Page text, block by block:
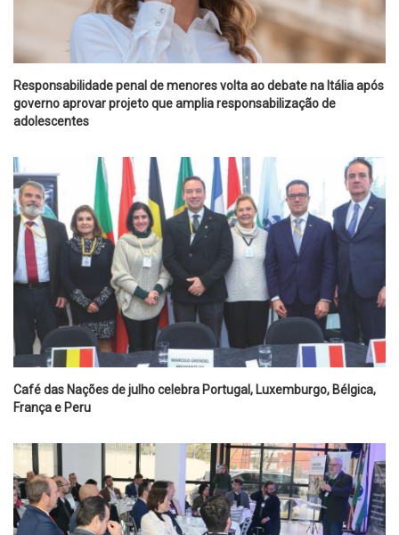
Responsabilidade penal de menores volta ao debate na Itália após
governo aprovar projeto que amplia responsabilização de
adolescentes
Café das Nações de julho celebra Portugal, Luxemburgo, Bélgica,
França e Peru